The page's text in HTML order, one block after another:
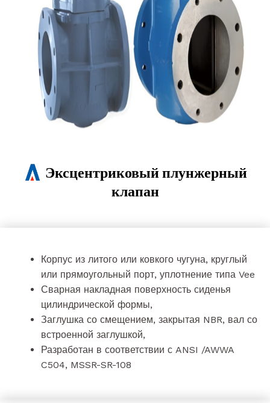
Эксцентриковый плунжерный
клапан
Корпус из литого или ковкого чугуна, круглый
или прямоугольный порт, уплотнение типа Vee
Сварная накладная поверхность сиденья
цилиндрической формы,
Заглушка со смещением, закрытая NBR, вал со
встроенной заглушкой,
Разработан в соответствии с ANSI /AWWA
C504, MSSR-SR-108